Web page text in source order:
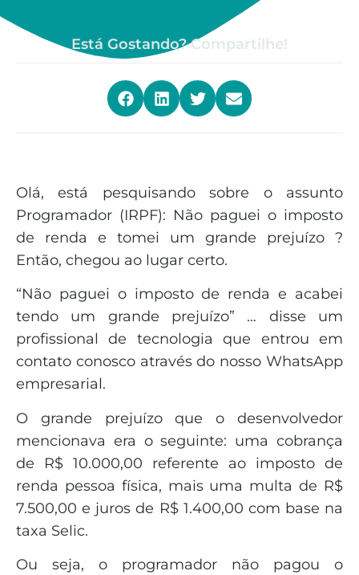
Está Gostando? Compartilhe!
Olá, está pesquisando sobre o assunto
Programador (IRPF): Não paguei o imposto
de renda e tomei um grande prejuízo ?
Então, chegou ao lugar certo.
“Não paguei o imposto de renda e acabei
tendo um grande prejuízo” … disse um
profissional de tecnologia que entrou em
contato conosco através do nosso WhatsApp
empresarial.
O grande prejuízo que o desenvolvedor
mencionava era o seguinte: uma cobrança
de R$ 10.000,00 referente ao imposto de
renda pessoa física, mais uma multa de R$
7.500,00 e juros de R$ 1.400,00 com base na
taxa Selic.
Ou seja, o programador não pagou o